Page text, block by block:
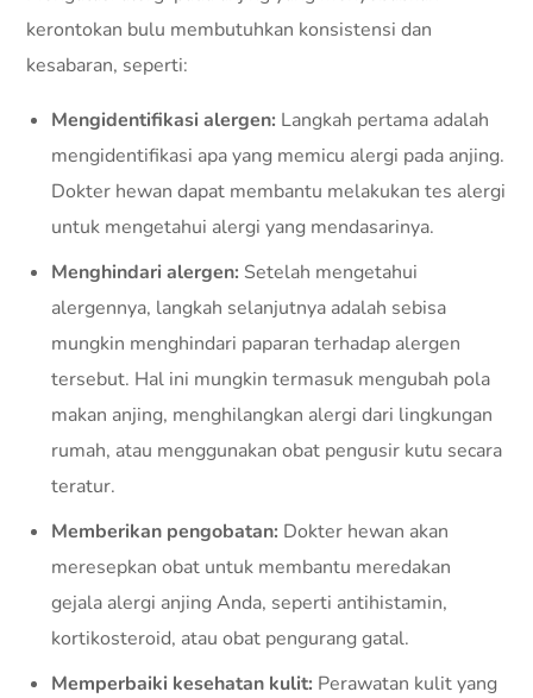
kerontokan bulu membutuhkan konsistensi dan
kesabaran, seperti:
Mengidentifikasi alergen: Langkah pertama adalah
mengidentifikasi apa yang memicu alergi pada anjing.
Dokter hewan dapat membantu melakukan tes alergi
untuk mengetahui alergi yang mendasarinya.
Menghindari alergen: Setelah mengetahui
alergennya, langkah selanjutnya adalah sebisa
mungkin menghindari paparan terhadap alergen
tersebut. Hal ini mungkin termasuk mengubah pola
makan anjing, menghilangkan alergi dari lingkungan
rumah, atau menggunakan obat pengusir kutu secara
teratur.
Memberikan pengobatan: Dokter hewan akan
meresepkan obat untuk membantu meredakan
gejala alergi anjing Anda, seperti antihistamin,
kortikosteroid, atau obat pengurang gatal.
Memperbaiki kesehatan kulit: Perawatan kulit yang